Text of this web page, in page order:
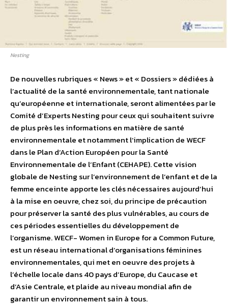
Nesting
De nouvelles rubriques « News » et « Dossiers » dédiées à
l’actualité de la santé environnementale, tant nationale
qu’européenne et internationale, seront alimentées par le
Comité d’Experts Nesting pour ceux qui souhaitent suivre
de plus près les informations en matière de santé
environnementale et notamment l’implication de WECF
dans le Plan d’Action Européen pour la Santé
Environnementale de l’Enfant (CEHAPE). Cette vision
globale de Nesting sur l’environnement de l’enfant et de la
femme enceinte apporte les clés nécessaires aujourd’hui
à la mise en oeuvre, chez soi, du principe de précaution
pour préserver la santé des plus vulnérables, au cours de
ces périodes essentielles du développement de
l’organisme. WECF- Women in Europe for a Common Future,
est un réseau international d’organisations féminines
environnementales, qui met en oeuvre des projets à
l’échelle locale dans 40 pays d’Europe, du Caucase et
d’Asie Centrale, et plaide au niveau mondial afin de
garantir un environnement sain à tous.